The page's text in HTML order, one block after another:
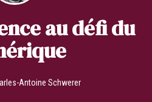
au défi du
Antoine Schwerer